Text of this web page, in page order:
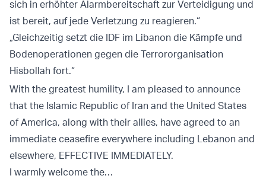
sich in erhöhter Alarmbereitschaft zur Verteidigung und
ist bereit, auf jede Verletzung zu reagieren.“
„Gleichzeitig setzt die IDF im Libanon die Kämpfe und
Bodenoperationen gegen die Terrororganisation
Hisbollah fort.“
With the greatest humility, I am pleased to announce
that the Islamic Republic of Iran and the United States
of America, along with their allies, have agreed to an
immediate ceasefire everywhere including Lebanon and
elsewhere, EFFECTIVE IMMEDIATELY.
I warmly welcome the…